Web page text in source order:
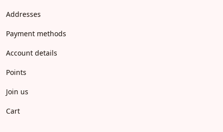
Addresses
Payment methods
Account details
Points
Join us
Cart